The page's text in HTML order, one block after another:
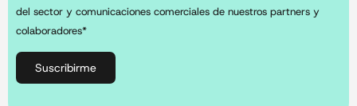
del sector y comunicaciones comerciales de nuestros partners y
colaboradores*
Suscribirme